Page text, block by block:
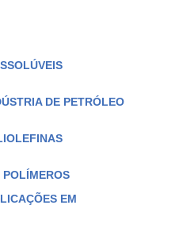
DE PETRÓLEO
POLÍMEROS
EM